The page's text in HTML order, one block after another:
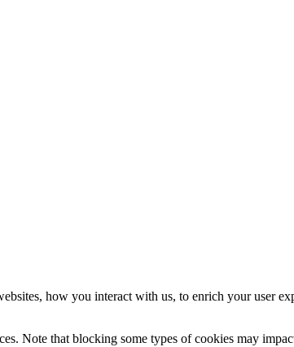
how you interact with us, to enrich your user
Note that blocking some types of cookies may